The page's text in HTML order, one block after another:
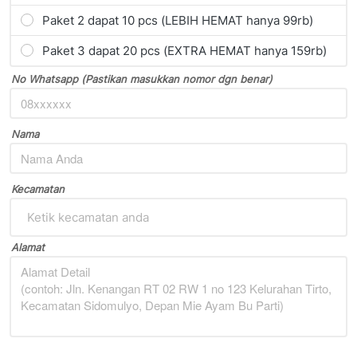
Paket 2 dapat 10 pcs (LEBIH HEMAT hanya 99rb)
Paket 3 dapat 20 pcs (EXTRA HEMAT hanya 159rb)
No Whatsapp (Pastikan masukkan nomor dgn benar)
Nama
Kecamatan
Ketik kecamatan anda
Alamat